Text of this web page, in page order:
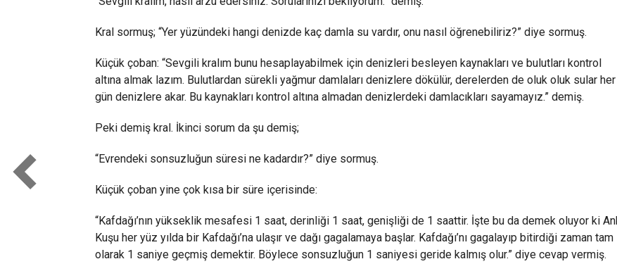
Kral sormuş; “Yer yüzündeki hangi denizde kaç damla su vardır, onu nasıl öğrenebiliriz?” diye sormuş.
Küçük çoban: “Sevgili kralım bunu hesaplayabilmek için denizleri besleyen kaynakları ve bulutları kontrol
altına almak lazım. Bulutlardan sürekli yağmur damlaları denizlere dökülür, derelerden de oluk oluk sular her
gün denizlere akar. Bu kaynakları kontrol altına almadan denizlerdeki damlacıkları sayamayız.” demiş.
Peki demiş kral. İkinci sorum da şu demiş;
“Evrendeki sonsuzluğun süresi ne kadardır?” diye sormuş.
Küçük çoban yine çok kısa bir süre içerisinde:
“Kafdağı’nın yükseklik mesafesi 1 saat, derinliği 1 saat, genişliği de 1 saattir. İşte bu da demek oluyor ki
Kuşu her yüz yılda bir Kafdağı’na ulaşır ve dağı gagalamaya başlar. Kafdağı’nı gagalayıp bitirdiği zaman tam
olarak 1 saniye geçmiş demektir. Böylece sonsuzluğun 1 saniyesi geride kalmış olur.” diye cevap vermiş.